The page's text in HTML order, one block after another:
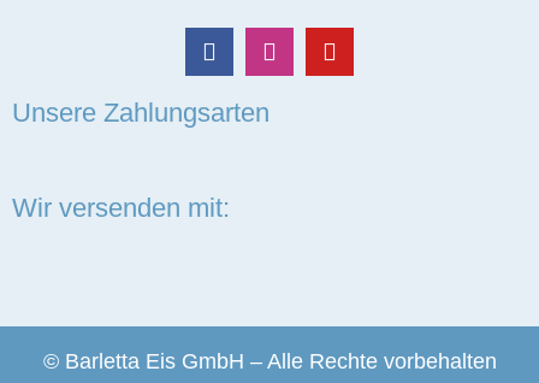
Unsere Zahlungsarten
Wir versenden mit:
© Barletta Eis GmbH – Alle Rechte vorbehalten